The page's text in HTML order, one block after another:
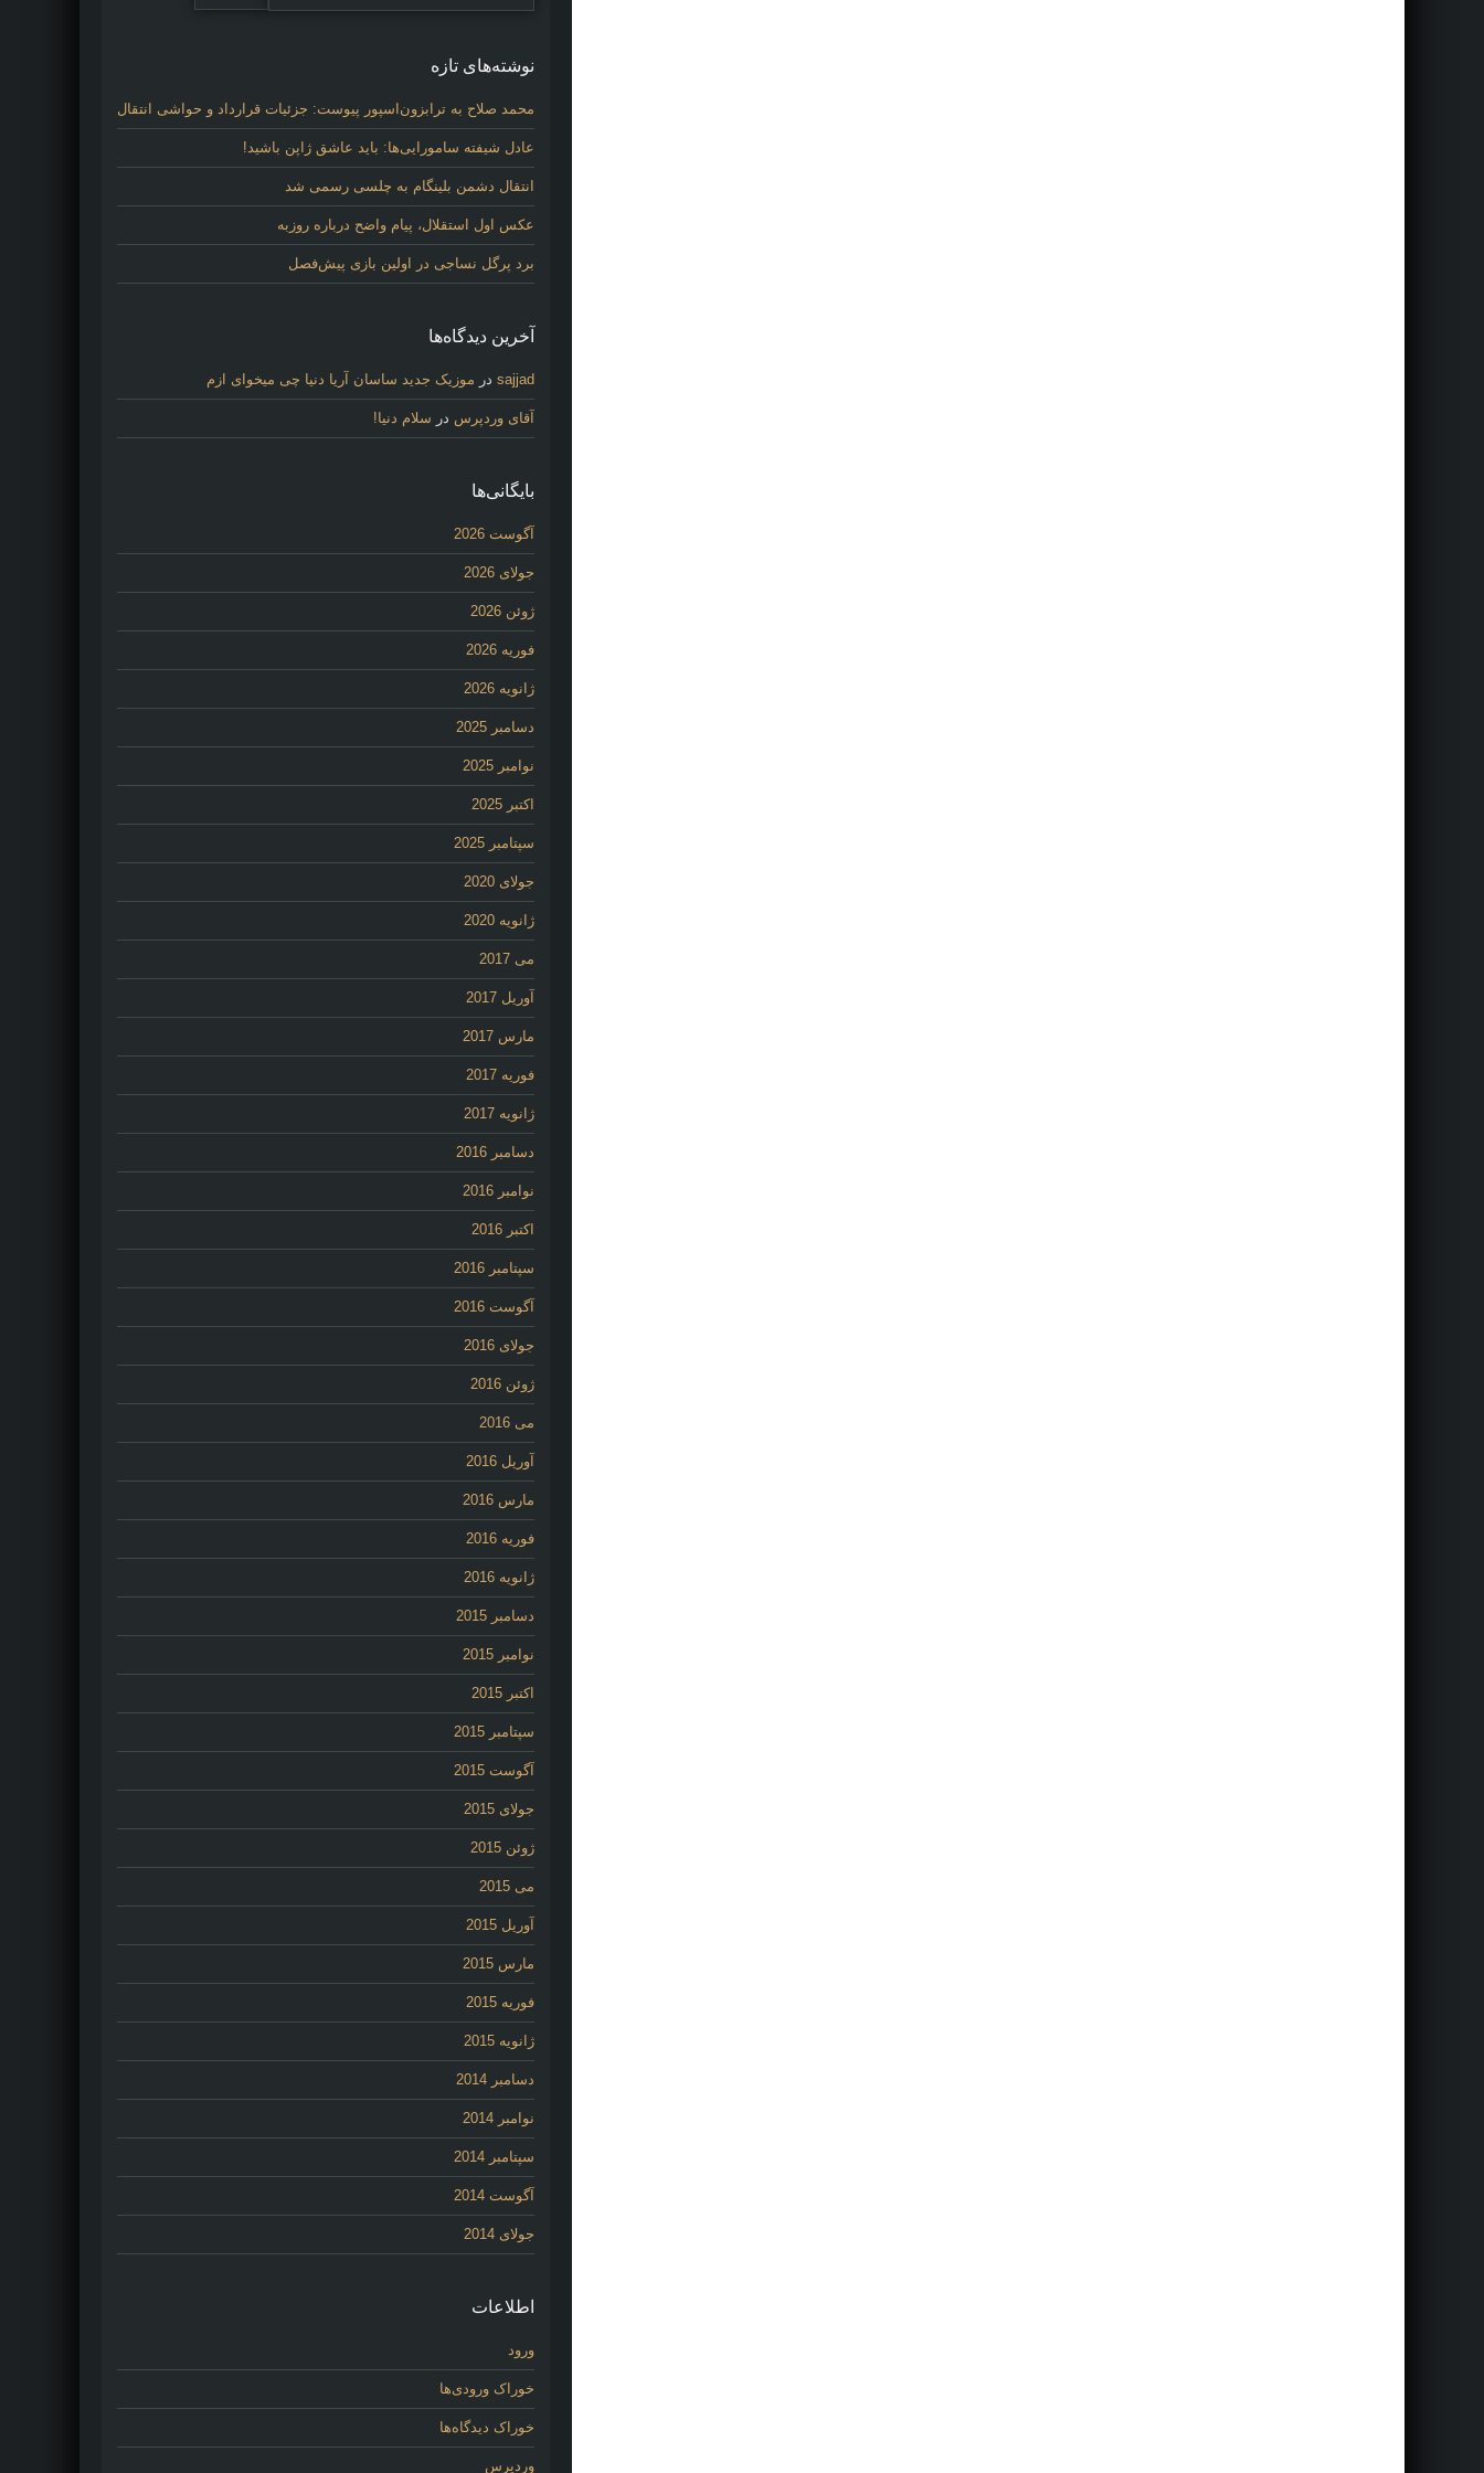
نوشته‌های تازه
محمد صلاح به ترابزون‌اسپور پیوست: جزئیات قرارداد و حواشی انتقال
عادل شیفته سامورایی‌ها: باید عاشق ژاپن باشید!
انتقال دشمن بلینگام به چلسی رسمی شد
عکس اول استقلال، پیام واضح درباره روزبه
برد پرگل نساجی در اولین بازی پیش‌فصل
آخرین دیدگاه‌ها
sajjad در موزیک جدید ساسان آریا دنیا چی میخوای ازم
آقای وردپرس در سلام دنیا!
بایگانی‌ها
آگوست 2026
جولای 2026
ژوئن 2026
فوریه 2026
ژانویه 2026
دسامبر 2025
نوامبر 2025
اکتبر 2025
سپتامبر 2025
جولای 2020
ژانویه 2020
می 2017
آوریل 2017
مارس 2017
فوریه 2017
ژانویه 2017
دسامبر 2016
نوامبر 2016
اکتبر 2016
سپتامبر 2016
آگوست 2016
جولای 2016
ژوئن 2016
می 2016
آوریل 2016
مارس 2016
فوریه 2016
ژانویه 2016
دسامبر 2015
نوامبر 2015
اکتبر 2015
سپتامبر 2015
آگوست 2015
جولای 2015
ژوئن 2015
می 2015
آوریل 2015
مارس 2015
فوریه 2015
ژانویه 2015
دسامبر 2014
نوامبر 2014
سپتامبر 2014
آگوست 2014
جولای 2014
اطلاعات
ورود
خوراک ورودی‌ها
خوراک دیدگاه‌ها
وردپرس